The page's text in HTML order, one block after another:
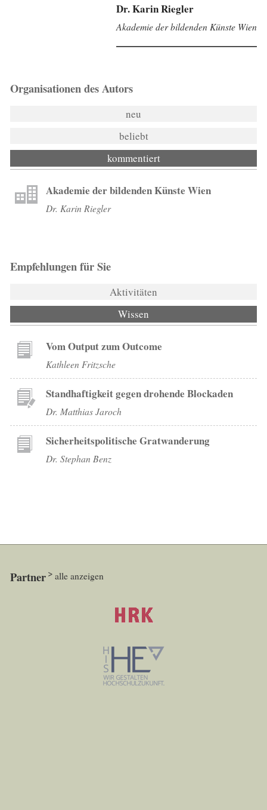
Dr. Karin Riegler
Akademie der bildenden Künste Wien
Organisationen des Autors
neu
beliebt
kommentiert
Akademie der bildenden Künste Wien
Dr. Karin Riegler
Empfehlungen für Sie
Aktivitäten
Wissen
Vom Output zum Outcome
Kathleen Fritzsche
Standhaftigkeit gegen drohende Blockaden
Dr. Matthias Jaroch
Sicherheitspolitische Gratwanderung
Dr. Stephan Benz
Partner alle anzeigen